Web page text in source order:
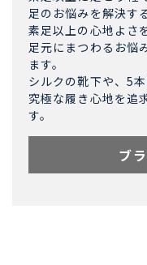
足のお悩みを解決す
素足以上の心地よさ
足元にまつわるお悩
ます。
シルクの靴下や、5本
究極な履き心地を追
す。
ブ